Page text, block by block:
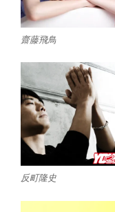
齋藤飛鳥
反町隆史